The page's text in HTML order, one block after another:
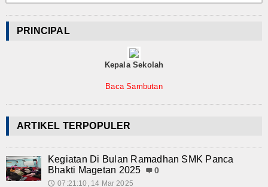
Video
Hubungi Kami
PRINCIPAL
Kepala Sekolah
Baca Sambutan
ARTIKEL TERPOPULER
Kegiatan Di Bulan Ramadhan SMK Panca
Bhakti Magetan 2025
0
🕔 07:21:10, 14 Mar 2025